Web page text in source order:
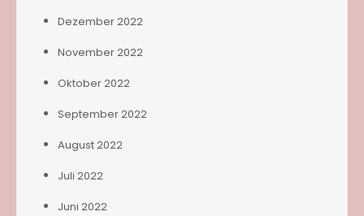
Dezember 2022
November 2022
Oktober 2022
September 2022
August 2022
Juli 2022
Juni 2022